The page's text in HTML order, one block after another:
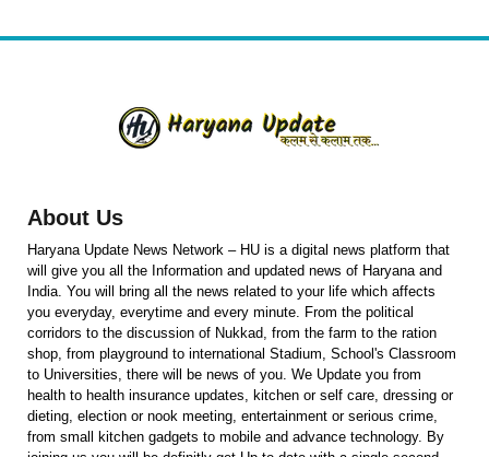
About Us
Haryana Update News Network – HU is a digital news platform that
will give you all the Information and updated news of Haryana and
India. You will bring all the news related to your life which affects
you everyday, everytime and every minute. From the political
corridors to the discussion of Nukkad, from the farm to the ration
shop, from playground to international Stadium, School's Classroom
to Universities, there will be news of you. We Update you from
health to health insurance updates, kitchen or self care, dressing or
dieting, election or nook meeting, entertainment or serious crime,
from small kitchen gadgets to mobile and advance technology. By